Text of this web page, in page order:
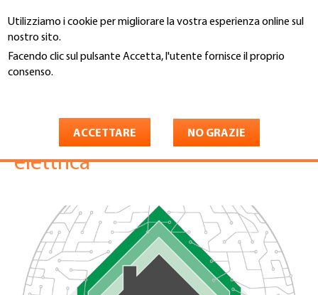
Utilizziamo i cookie per migliorare la vostra esperienza online sul
nostro sito.
Facendo clic sul pulsante Accetta, l'utente fornisce il proprio
consenso.
ACCETTARE NO GRAZIE
al
contenuto
principale
You
batteria, Smart Home, mobilità
elettrica